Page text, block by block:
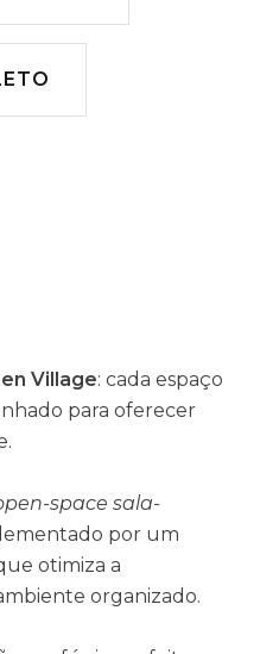
Village: cada espaço
para oferecer
space sala-
por um
otimiza a
organizado.